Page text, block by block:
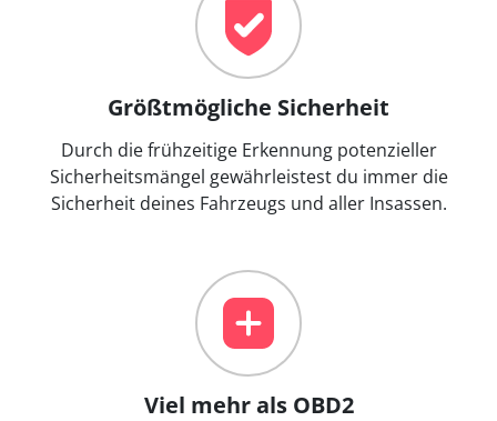
Größtmögliche Sicherheit
Durch die frühzeitige Erkennung potenzieller
Sicherheitsmängel gewährleistest du immer die
Sicherheit deines Fahrzeugs und aller Insassen.
Viel mehr als OBD2